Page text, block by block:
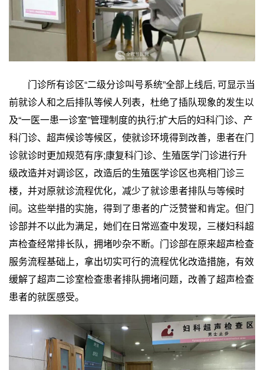
门诊所有诊区“二级分诊叫号系统”全部上线后, 可显示当
前就诊人和之后排队等候人列表，杜绝了插队现象的发生以
及“一医一患一诊室”管理制度的执行;扩大后的妇科门诊、产
科门诊、超声候诊等候区，使就诊环境得到改善，患者在门
诊就诊时更加规范有序;康复科门诊、生殖医学门诊进行升
级改造并对调诊区，改造后的生殖医学诊区也亮相门诊三
楼，并对原就诊流程优化，减少了就诊患者排队与等候时
间。这些举措的实施，得到了患者的广泛赞誉和肯定。但门
诊部并不以此为满足，她们在日常巡查中发现，三楼妇科超
声检查经常排长队，拥堵吵杂不断。门诊部在原来超声检查
服务流程基础上，拿出切实可行的流程优化改造措施，有效
缓解了超声二诊室检查患者排队拥堵问题，改善了超声检查
患者的就医感受。